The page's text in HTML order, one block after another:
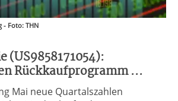
- Foto: THN
Rückkaufprogramm ...
Mai neue Quartalszahlen